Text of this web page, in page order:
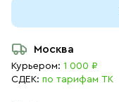
Москва
Курьером: 1 000 ₽
СДЕК: по тарифам ТК